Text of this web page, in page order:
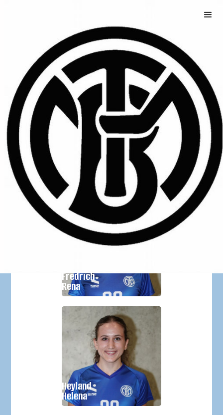
Damen IV Bezirksliga
Zuspiel
Fredrich
RenaIm Verein seit: 2019
Heyland
Helena
Geburtsjahr: 2010
Größe:
Im Verein seit: 2021